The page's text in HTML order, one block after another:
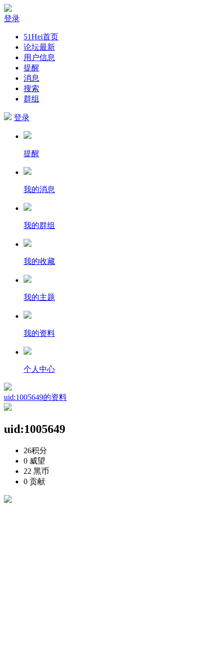
登录
51Hei首页
论坛最新
用户信息
提醒
消息
搜索
群组
登录
提醒
我的消息
我的群组
我的收藏
我的主题
我的资料
个人中心
uid:1005649的资料
uid:1005649
26积分
0 威望
22 黑币
0 贡献